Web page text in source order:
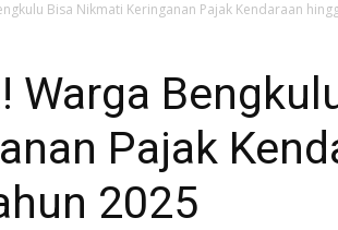
Bisa Nikmati Keringanan Pajak Kendaraan
Warga
Pajak
2025